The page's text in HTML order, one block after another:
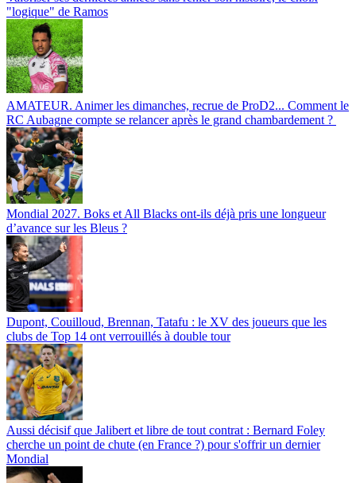
"logique" de Ramos
AMATEUR. Animer les dimanches, recrue de ProD2... Comment le
RC Aubagne compte se relancer après le grand chambardement ?
Mondial 2027. Boks et All Blacks ont-ils déjà pris une longueur
d’avance sur les Bleus ?
Dupont, Couilloud, Brennan, Tatafu : le XV des joueurs que les
clubs de Top 14 ont verrouillés à double tour
Aussi décisif que Jalibert et libre de tout contrat : Bernard Foley
cherche un point de chute (en France ?) pour s'offrir un dernier
Mondial